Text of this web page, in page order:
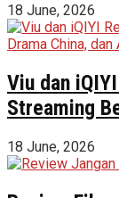
18 June, 2026
Viu dan
Streaming
18 June, 2026